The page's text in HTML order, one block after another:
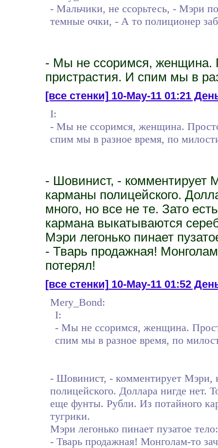
- Мальчики, не ссорьтесь, - Мэри
темные очки, - А то полиционер
- Мы не ссоримся, женщина.
пристрастия. И спим мы в
[все стенки]10-May-11 01:21
I:
- Мы не ссоримся, женщина.
спим мы в разное время, по
- Шовинист, - комментирует
карманы полицейского.
много, но все не те. Зато
кармана выкатываются
Мэри легонько пинает
- Тварь продажная!
потерял!
[все стенки]10-May-11 01:52
Mery_Bond:
I:
- Мы не ссоримся, женщина.
спим мы в разное время, по
- Шовинист, - комментирует Мэри,
полицейского. Доллара нигде нет.
еще фунты. Рубли. Из потайного
тугрики.
Мэри легонько пинает пузатое тело:
- Тварь продажная! Монголам-то